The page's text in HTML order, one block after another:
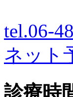
tel.06-
ネット
診療時